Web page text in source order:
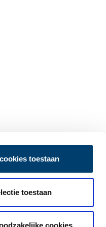
toestaan
toestaan
cookies